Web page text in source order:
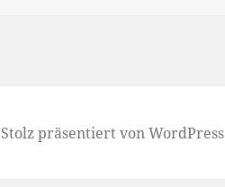
Stolz präsentiert von WordPress